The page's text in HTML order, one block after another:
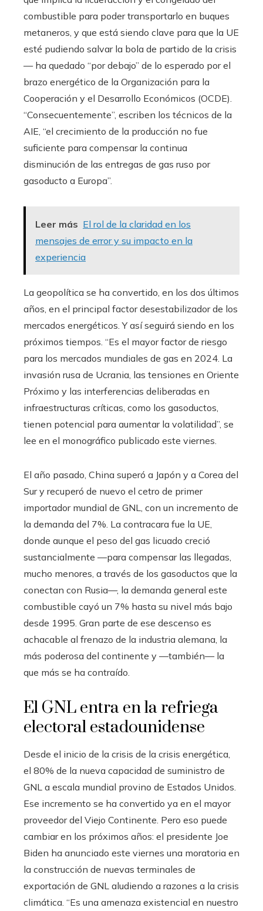
combustible para poder transportarlo en buques
metaneros, y que está siendo clave para que la UE
esté pudiendo salvar la bola de partido de la crisis
— ha quedado “por debajo” de lo esperado por el
brazo energético de la Organización para la
Cooperación y el Desarrollo Económicos (OCDE).
“Consecuentemente”, escriben los técnicos de la
AIE, “el crecimiento de la producción no fue
suficiente para compensar la continua
disminución de las entregas de gas ruso por
gasoducto a Europa”.
Leer más El rol de la claridad en los
mensajes de error y su impacto en la
experiencia
La geopolítica se ha convertido, en los dos últimos
años, en el principal factor desestabilizador de los
mercados energéticos. Y así seguirá siendo en los
próximos tiempos. “Es el mayor factor de riesgo
para los mercados mundiales de gas en 2024. La
invasión rusa de Ucrania, las tensiones en Oriente
Próximo y las interferencias deliberadas en
infraestructuras críticas, como los gasoductos,
tienen potencial para aumentar la volatilidad”, se
lee en el monográfico publicado este viernes.
El año pasado, China superó a Japón y a Corea del
Sur y recuperó de nuevo el cetro de primer
importador mundial de GNL, con un incremento de
la demanda del 7%. La contracara fue la UE,
donde aunque el peso del gas licuado creció
sustancialmente —para compensar las llegadas,
mucho menores, a través de los gasoductos que la
conectan con Rusia—, la demanda general este
combustible cayó un 7% hasta su nivel más bajo
desde 1995. Gran parte de ese descenso es
achacable al frenazo de la industria alemana, la
más poderosa del continente y —también— la
que más se ha contraído.
El GNL entra en la refriega
electoral estadounidense
Desde el inicio de la crisis de la crisis energética,
el 80% de la nueva capacidad de suministro de
GNL a escala mundial provino de Estados Unidos.
Ese incremento se ha convertido ya en el mayor
proveedor del Viejo Continente. Pero eso puede
cambiar en los próximos años: el presidente Joe
Biden ha anunciado este viernes una moratoria en
la construcción de nuevas terminales de
exportación de GNL aludiendo a razones a la crisis
climática. “Es una amenaza existencial en nuestro